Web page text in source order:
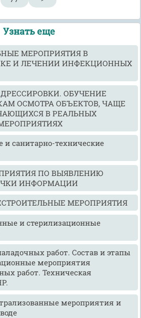
Узнать еще
МЕРОПРИЯТИЯ В
И ЛЕЧЕНИИ ИНФЕКЦИОННЫХ
ОБУЧЕНИЕ
ОСМОТРА ОБЪЕКТОВ, ЧАЩЕ
В РЕАЛЬНЫХ
и санитарно-технические
ПО ВЫЯВЛЕНИЮ
ИНФОРМАЦИИ
МЕРОПРИЯТИЯ
и стерилизационные
работ. Состав и этапы
мероприятия
работ. Техническая
мероприятия и